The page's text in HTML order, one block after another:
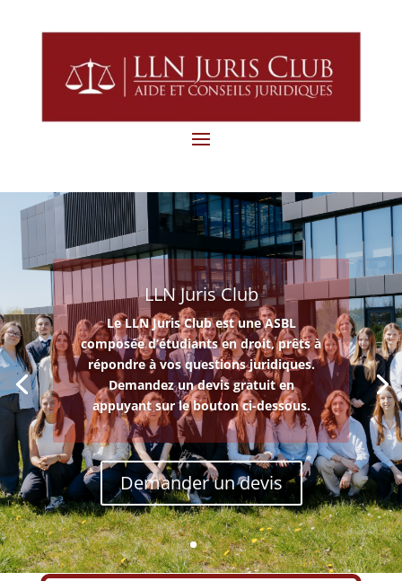
LLN Juris Club
Le LLN Juris Club est une ASBL
composée d’étudiants en droit, prêts à
répondre à vos questions juridiques.
Demandez un devis gratuit en
appuyant sur le bouton ci-dessous.
Demander un devis